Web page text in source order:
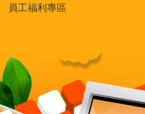
員工福利專區